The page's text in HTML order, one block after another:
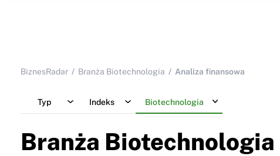
BiznesRadar Branża Biotechnologia Analiza finansowa
Typ Indeks Biotechnologia
Branża Biotechnologia